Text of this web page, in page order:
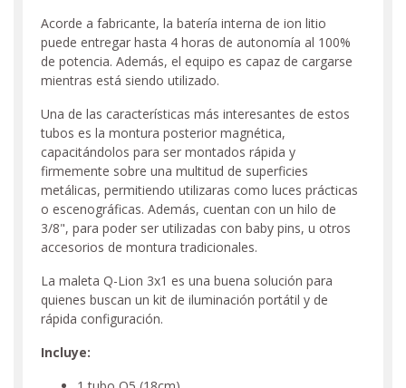
Acorde a fabricante, la batería interna de ion litio
puede entregar hasta 4 horas de autonomía al 100%
de potencia. Además, el equipo es capaz de cargarse
mientras está siendo utilizado.
Una de las características más interesantes de estos
tubos es la montura posterior magnética,
capacitándolos para ser montados rápida y
firmemente sobre una multitud de superficies
metálicas, permitiendo utilizaras como luces prácticas
o escenográficas. Además, cuentan con un hilo de
3/8", para poder ser utilizadas con baby pins, u otros
accesorios de montura tradicionales.
La maleta Q-Lion 3x1 es una buena solución para
quienes buscan un kit de iluminación portátil y de
rápida configuración.
Incluye: